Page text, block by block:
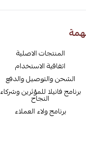
المنتجات الاصلية
اتفاقية الاستخدام
الشحن والتوصيل والدفع
برنامج فانيلا للمؤثرين وشركاء
النجاح
برنامج ولاء العملاء